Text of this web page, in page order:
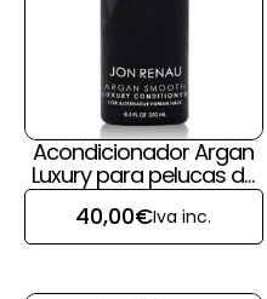
Acondicionador Argan
Luxury para pelucas de
pelo natural de Jon
Renau
40,00€Iva inc.